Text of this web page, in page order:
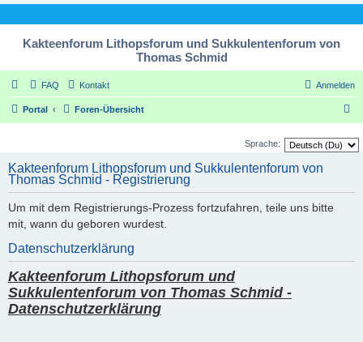
Kakteenforum Lithopsforum und Sukkulentenforum von
Thomas Schmid
FAQ Kontakt Anmelden
Portal Foren-Übersicht
c
Sprache:
Kakteenforum Lithopsforum und Sukkulentenforum von
Thomas Schmid - Registrierung
Um mit dem Registrierungs-Prozess fortzufahren, teile uns bitte
mit, wann du geboren wurdest.
Datenschutzerklärung
Kakteenforum Lithopsforum und
Sukkulentenforum von Thomas Schmid -
Datenschutzerklärung